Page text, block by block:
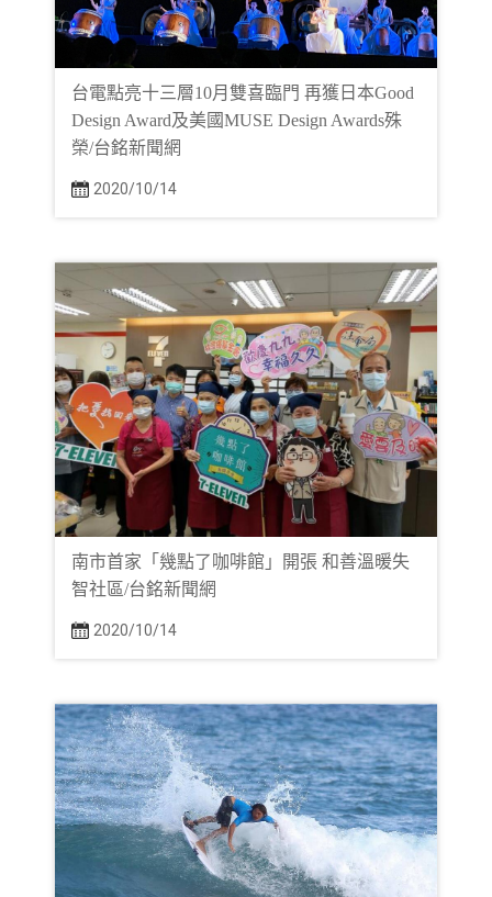
台電點亮十三層10月雙喜臨門 再獲日本Good
Design Award及美國MUSE Design Awards殊
榮/台銘新聞網
2020/10/14
南市首家「幾點了咖啡館」開張 和善溫暖失
智社區/台銘新聞網
2020/10/14